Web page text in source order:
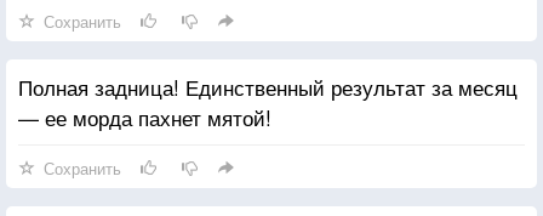
Сохранить
Полная задница! Единственный результат за месяц
— ее морда пахнет мятой!
Сохранить